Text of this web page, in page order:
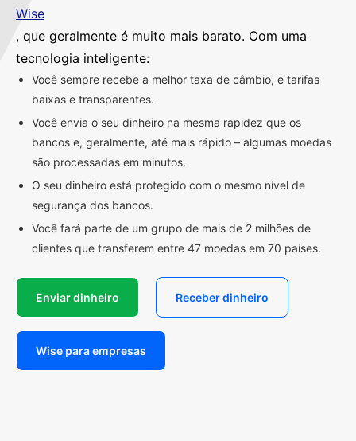
Wise
, que geralmente é muito mais barato. Com uma
tecnologia inteligente:
Você sempre recebe a melhor taxa de câmbio, e tarifas
baixas e transparentes.
Você envia o seu dinheiro na mesma rapidez que os
bancos e, geralmente, até mais rápido – algumas moedas
são processadas em minutos.
O seu dinheiro está protegido com o mesmo nível de
segurança dos bancos.
Você fará parte de um grupo de mais de 2 milhões de
clientes que transferem entre 47 moedas em 70 países.
Enviar dinheiro Receber dinheiro
Wise para empresas